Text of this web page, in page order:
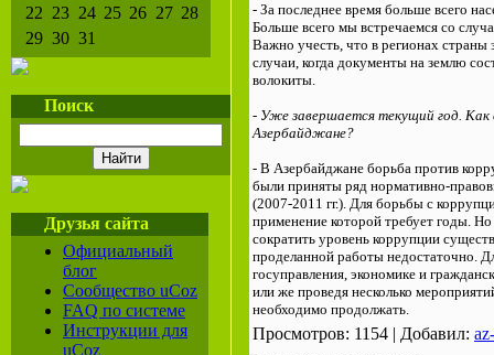
22 23 24 25 26 27 28
29 30 31
Поиск
Друзья сайта
Официальный
блог
Сообщество uCoz
FAQ по системе
Инструкции для
uCoz
- За последнее время больше всего
Больше всего мы встречаемся со
Важно учесть, что в регионах страны
случаи, когда документы на землю
волокиты.
- Уже завершается текущий год. Как
Азербайджане?
- В Азербайджане борьба против
были приняты ряд нормативно-
(2007-2011 гг.). Для борьбы с
применение которой требует годы. Но
сократить уровень коррупции
проделанной работы недостаточно.
госуправления, экономике и
или же проведя несколько
необходимо продолжать.
Просмотров: 1154 | Добавил: